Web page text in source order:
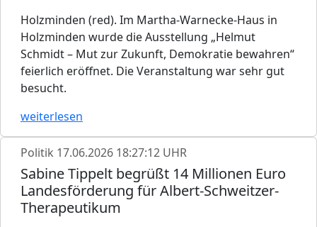
Holzminden (red). Im Martha-Warnecke-Haus in
Holzminden wurde die Ausstellung „Helmut
Schmidt – Mut zur Zukunft, Demokratie bewahren“
feierlich eröffnet. Die Veranstaltung war sehr gut
besucht.
weiterlesen
Politik 17.06.2026 18:27:12 UHR
Sabine Tippelt begrüßt 14 Millionen Euro
Landesförderung für Albert-Schweitzer-
Therapeutikum